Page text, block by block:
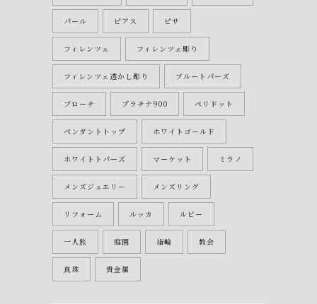
パール ピアス ピサ
フィレンツェ フィレンツェ彫り
フィレンツェ透かし彫り ブルートパーズ
ブローチ プラチナ900 ペリドット
ペンダントトップ ホワイトゴールド
ホワイトトパーズ マーケット ミラノ
メンズジュエリー メンズリング
リフォーム ルッカ ルビー
一人旅 庭園 指輪 教会
真珠 貴金属